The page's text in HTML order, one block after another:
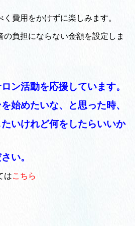
費用をかけずに楽しみます。
ならない金額を設定しま
ン活動を応援しています。
始めたいな、と思った時、
いけれど何をしたらいいか
い。
はこちら